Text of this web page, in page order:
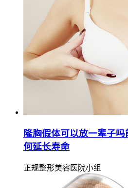
隆胸假体可以放一辈子
何延长寿命
正规整形美容医院小组